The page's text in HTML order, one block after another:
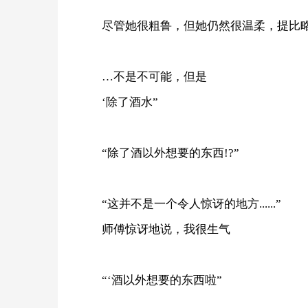
尽管她很粗鲁，但她仍然很温柔，提
…不是不可能，但是
‘除了酒水”
“除了酒以外想要的东西!?”
“这并不是一个令人惊讶的地方......”
师傅惊讶地说，我很生气
“‘酒以外想要的东西啦”